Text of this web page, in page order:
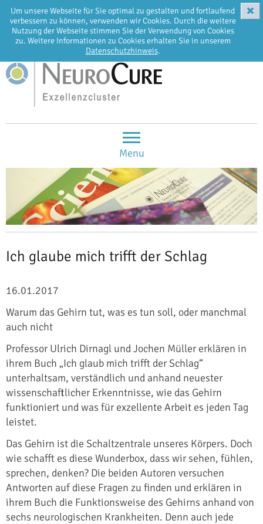
Um unsere Webseite für Sie optimal zu gestalten und fortlaufend
verbessern zu können, verwenden wir Cookies. Durch die weitere
Nutzung der Webseite stimmen Sie der Verwendung von Cookies
zu. Weitere Informationen zu Cookies erhalten Sie in unserem
Datenschutzhinweis.
✖
EN DE
Menu
Ich glaube mich trifft der Schlag
16.01.2017
Warum das Gehirn tut, was es tun soll, oder manchmal
auch nicht
Professor Ulrich Dirnagl und Jochen Müller erklären in
ihrem Buch „Ich glaub mich trifft der Schlag“
unterhaltsam, verständlich und anhand neuester
wissenschaftlicher Erkenntnisse, wie das Gehirn
funktioniert und was für exzellente Arbeit es jeden Tag
leistet.
Das Gehirn ist die Schaltzentrale unseres Körpers. Doch
wie schafft es diese Wunderbox, dass wir sehen, fühlen,
sprechen, denken? Die beiden Autoren versuchen
Antworten auf diese Fragen zu finden und erklären in
ihrem Buch die Funktionsweise des Gehirns anhand von
sechs neurologischen Krankheiten. Denn auch jede